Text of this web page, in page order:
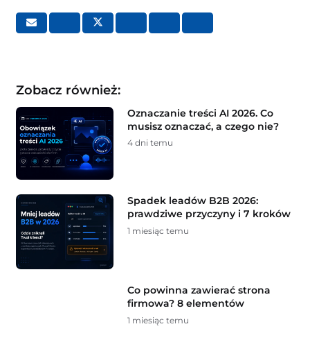
Zobacz również:
Oznaczanie treści AI 2026. Co
musisz oznaczać, a czego nie?
4 dni temu
Spadek leadów B2B 2026:
prawdziwe przyczyny i 7 kroków
1 miesiąc temu
Co powinna zawierać strona
firmowa? 8 elementów
1 miesiąc temu